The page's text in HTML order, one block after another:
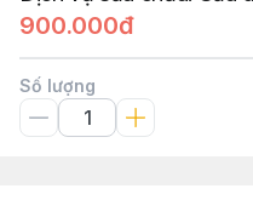
900.000đ
Số lượng